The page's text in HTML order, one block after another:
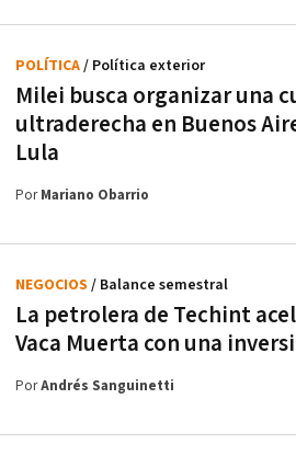
Milei busca organizar una
ultraderecha en Buenos
Lula
POLÍTICA/ Política exterior
PorMariano Obarrio
La petrolera de Techint
Vaca Muerta con una
NEGOCIOS / Balance semestral
PorAndrés Sanguinetti